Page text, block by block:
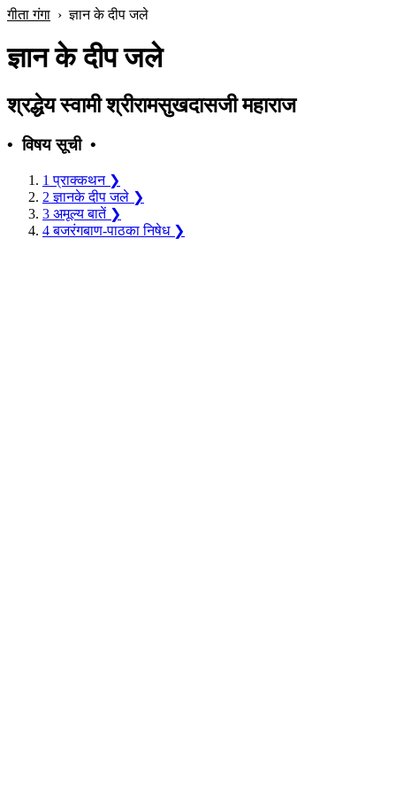
गीता गंगा ›ज्ञान के दीप जले
ज्ञान के दीप जले
श्रद्धेय स्वामी श्रीरामसुखदासजी महाराज
• विषय सूची •
1 प्राक्‍कथन ❯
2 ज्ञानके दीप जले ❯
3 अमूल्य बातें ❯
4 बजरंगबाण-पाठका निषेध ❯